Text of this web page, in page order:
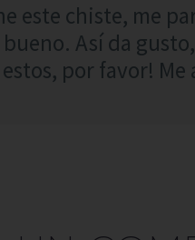
este chiste, me
Así da
estos, por favor!